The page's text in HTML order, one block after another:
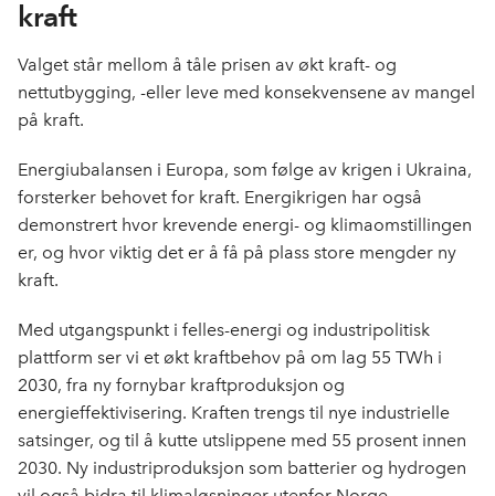
kraft
Valget står mellom å tåle prisen av økt kraft- og
nettutbygging, -eller leve med konsekvensene av mangel
på kraft.
Energiubalansen i Europa, som følge av krigen i Ukraina,
forsterker behovet for kraft. Energikrigen har også
demonstrert hvor krevende energi- og klimaomstillingen
er, og hvor viktig det er å få på plass store mengder ny
kraft.
Med utgangspunkt i felles-energi og industripolitisk
plattform ser vi et økt kraftbehov på om lag 55 TWh i
2030, fra ny fornybar kraftproduksjon og
energieffektivisering. Kraften trengs til nye industrielle
satsinger, og til å kutte utslippene med 55 prosent innen
2030. Ny industriproduksjon som batterier og hydrogen